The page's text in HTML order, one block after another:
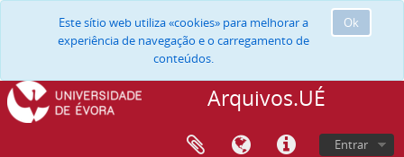
Ok
Este sítio web utiliza «cookies» para melhorar a
experiência de navegação e o carregamento de
conteúdos.
Arquivos.UÉ
Entrar